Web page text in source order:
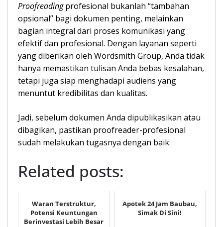
Proofreadingprofesional bukanlah “tambahan
opsional” bagi dokumen penting, melainkan
bagian integral dari proses komunikasi yang
efektif dan profesional. Dengan layanan seperti
yang diberikan oleh Wordsmith Group, Anda tidak
hanya memastikan tulisan Anda bebas kesalahan,
tetapi juga siap menghadapi audiens yang
menuntut kredibilitas dan kualitas.
Jadi, sebelum dokumen Anda dipublikasikan atau
dibagikan, pastikan proofreader-profesional
sudah melakukan tugasnya dengan baik.
Related posts:
Waran Terstruktur,
Potensi Keuntungan
Berinvestasi Lebih Besar
Apotek 24 Jam Baubau,
Simak Di Sini!